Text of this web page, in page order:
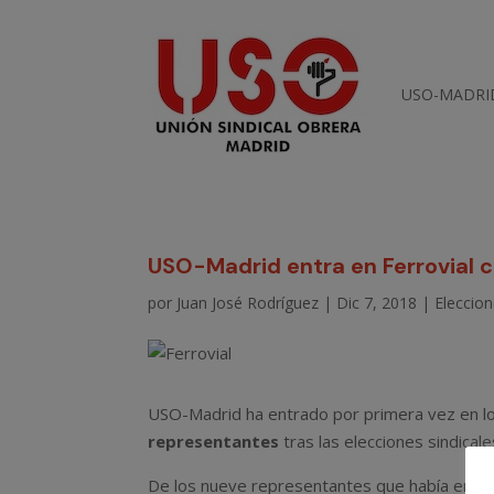
USO-
USO-Madrid entra en Ferrovial
por Juan José Rodríguez | Dic 7, 2018 |
USO-Madrid ha entrado por primera vez en
representantes tras las elecciones
De los nueve representantes que había en